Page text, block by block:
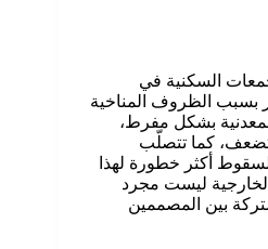
السكنية في
بسبب الظروف المناخية
بشكل مفرط،
تضعف، كما تتصلّب
أكثر خطورة لهذا
ليست مجرد
بين المصممين